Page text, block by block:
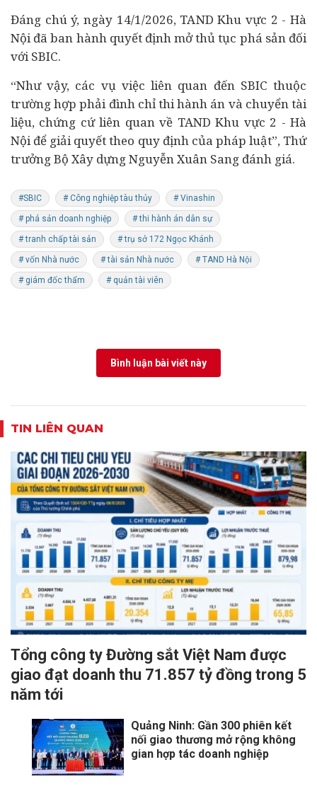
Đáng chú ý, ngày 14/1/2026, TAND Khu vực 2 - Hà
Nội đã ban hành quyết định mở thủ tục phá sản đối
với SBIC.
“Như vậy, các vụ việc liên quan đến SBIC thuộc
trường hợp phải đình chỉ thi hành án và chuyển tài
liệu, chứng cứ liên quan về TAND Khu vực 2 - Hà
Nội để giải quyết theo quy định của pháp luật”, Thứ
trưởng Bộ Xây dựng Nguyễn Xuân Sang đánh giá.
#SBIC # Công nghiệp tàu thủy # Vinashin
# phá sản doanh nghiệp # thi hành án dân sự
# tranh chấp tài sản # trụ sở 172 Ngọc Khánh
# vốn Nhà nước # tài sản Nhà nước # TAND Hà Nội
# giám đốc thẩm # quản tài viên
Bình luận bài viết này
TIN LIÊN QUAN
Tổng công ty Đường sắt Việt Nam được
giao đạt doanh thu 71.857 tỷ đồng trong 5
năm tới
Quảng Ninh: Gần 300 phiên kết
nối giao thương mở rộng không
gian hợp tác doanh nghiệp